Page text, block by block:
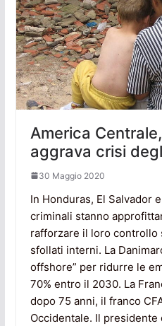
America
aggrava crisi
30 Maggio 2020
In Honduras, El Salvador
criminali stanno
rafforzare il loro controllo
sfollati interni. La
offshore” per ridurre le
70% entro il 2030. La
dopo 75 anni, il franco
Occidentale. Il presidente